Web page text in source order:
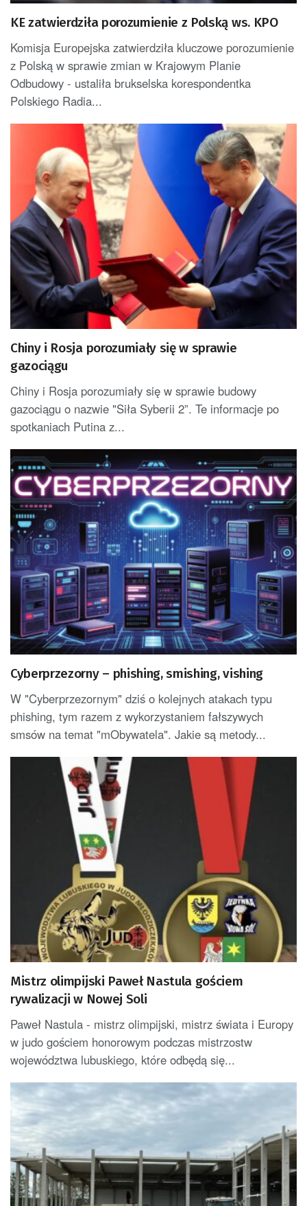
KE zatwierdziła porozumienie z Polską ws. KPO
Komisja Europejska zatwierdziła kluczowe porozumienie
z Polską w sprawie zmian w Krajowym Planie
Odbudowy - ustaliła brukselska korespondentka
Polskiego Radia...
Chiny i Rosja porozumiały się w sprawie
gazociągu
Chiny i Rosja porozumiały się w sprawie budowy
gazociągu o nazwie "Siła Syberii 2”. Te informacje po
spotkaniach Putina z...
Cyberprzezorny – phishing, smishing, vishing
W "Cyberprzezornym" dziś o kolejnych atakach typu
phishing, tym razem z wykorzystaniem fałszywych
smsów na temat "mObywatela". Jakie są metody...
Mistrz olimpijski Paweł Nastula gościem
rywalizacji w Nowej Soli
Paweł Nastula - mistrz olimpijski, mistrz świata i Europy
w judo gościem honorowym podczas mistrzostw
województwa lubuskiego, które odbędą się...